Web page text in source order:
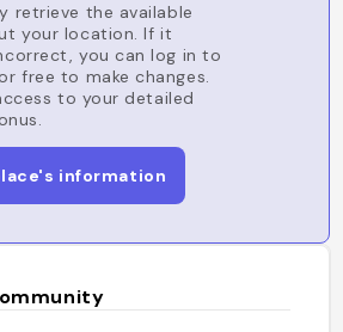
retrieve the available
your location. If it
you can log in to
free to make changes.
to your detailed
information